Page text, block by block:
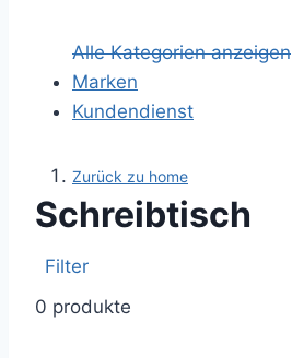
Alle Kategorien anzeigen
Marken
Kundendienst
Zurück zu home
Schreibtisch
Filter
0 produkte